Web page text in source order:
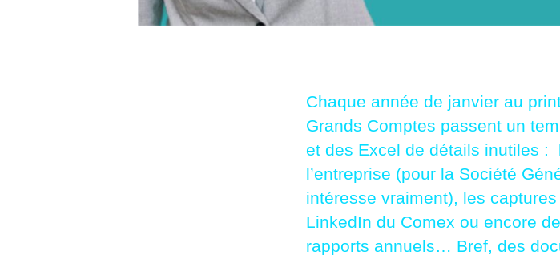
Chaque année de janvier au
Grands Comptes passent un
et des Excel de détails inutiles :
l’entreprise (pour la Société
intéresse vraiment), les captures
LinkedIn du Comex ou encore
rapports annuels… Bref, des